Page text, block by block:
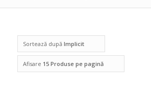
Sortează după Implicit
Afisare 15 Produse pe pagină